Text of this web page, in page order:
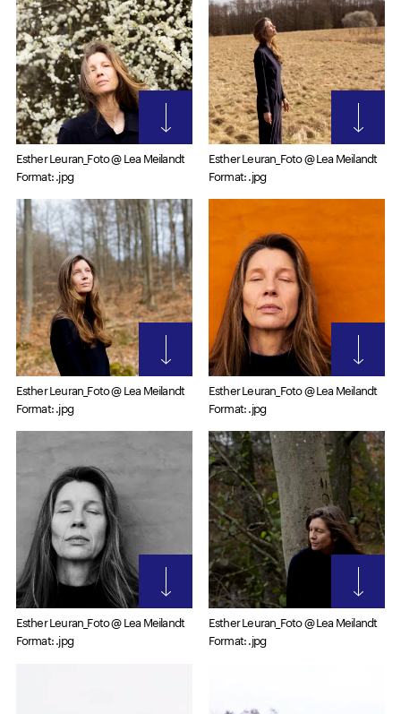
Esther Leuran_Foto @ Lea Meilandt
Format: .jpg
Esther Leuran_Foto @ Lea Meilandt
Format: .jpg
Esther Leuran_Foto @ Lea Meilandt
Format: .jpg
Esther Leuran_Foto @ Lea Meilandt
Format: .jpg
Esther Leuran_Foto @ Lea Meilandt
Format: .jpg
Esther Leuran_Foto @ Lea Meilandt
Format: .jpg